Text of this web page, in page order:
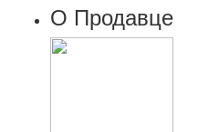
О Продавце